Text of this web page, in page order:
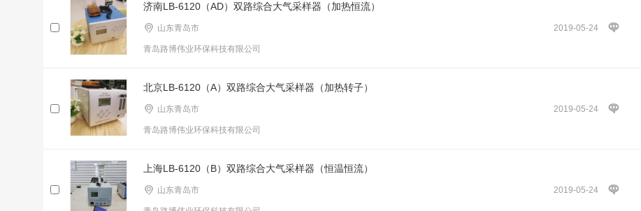
济南LB-6120（AD）双路综合大气采样器（加热恒流）
2019-05-24
山东青岛市
青岛路博伟业环保科技有限公司
北京LB-6120（A）双路综合大气采样器（加热转子）
2019-05-24
山东青岛市
青岛路博伟业环保科技有限公司
上海LB-6120（B）双路综合大气采样器（恒温恒流）
2019-05-24
山东青岛市